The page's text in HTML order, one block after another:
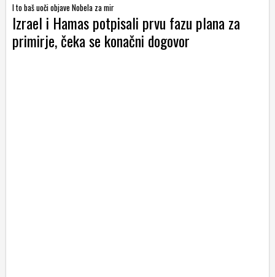
I to baš uoči objave Nobela za mir
Izrael i Hamas potpisali prvu fazu plana za
primirje, čeka se konačni dogovor